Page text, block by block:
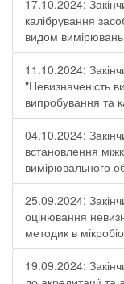
17.10.2024:
калібрування
видом
11.10.2024:
"Невизначеність
випробування та
04.10.2024:
встановлення
вимірювального
25.09.2024:
оцінювання
методик в
19.09.2024: